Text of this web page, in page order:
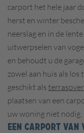
carport het hele jaar
herst en winter
neerslag en in de
uitwerpselen van
en behoudt u de
zowel aan huis als
geschikt als
plaatsen van een
uw woning niet nodig.
EEN CARPORT VAN